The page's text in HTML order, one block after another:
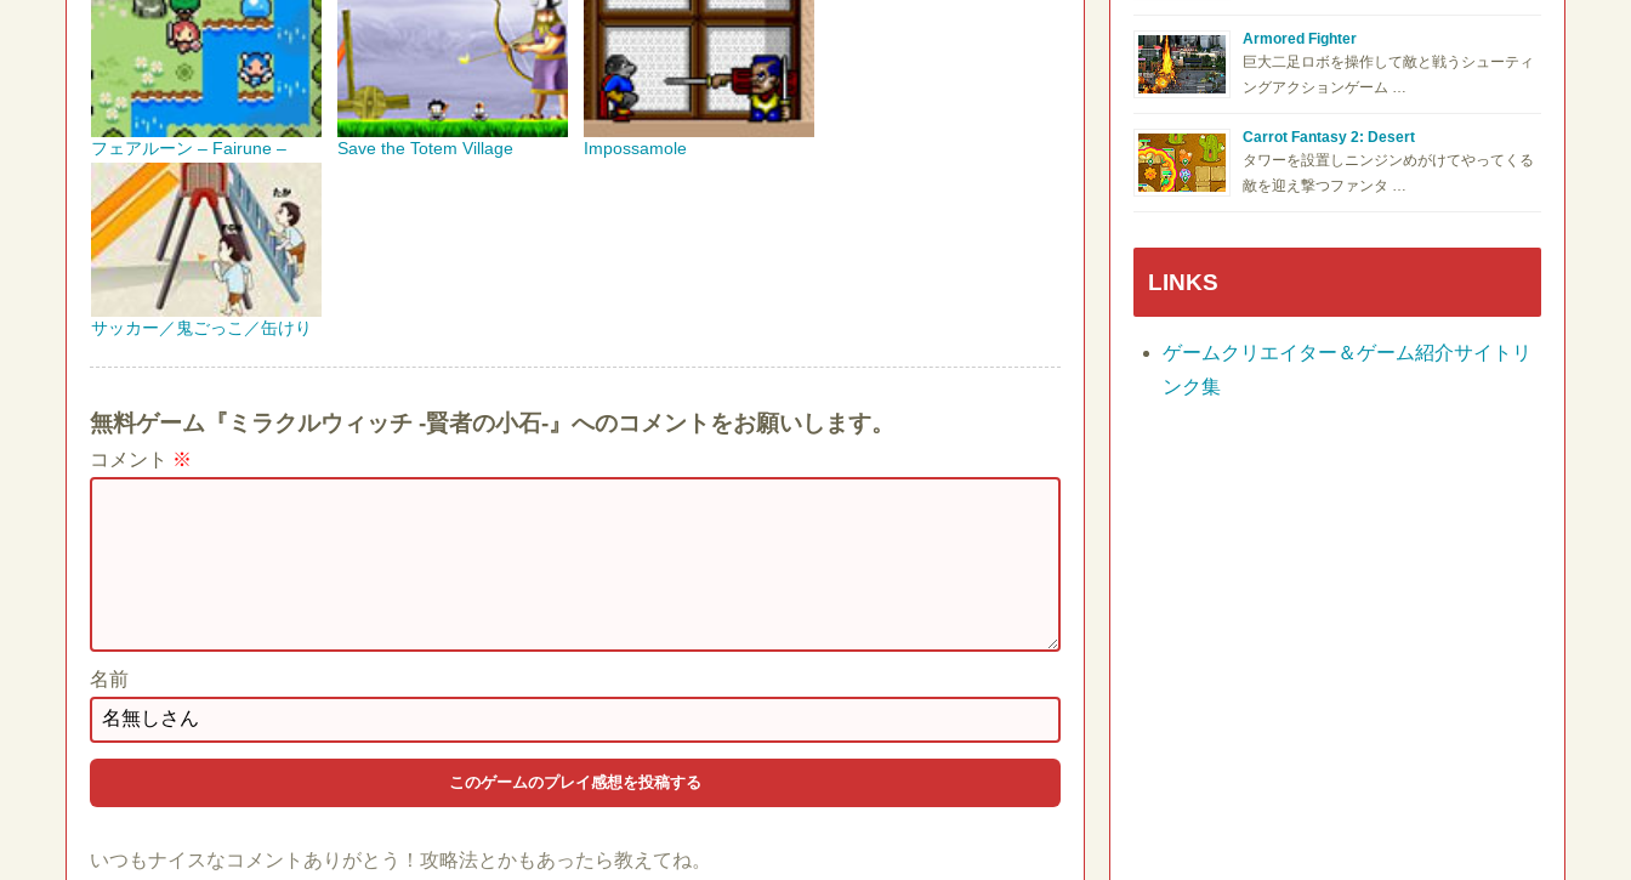
フェアルーン – Fairune – Save the Totem Village Impossamole
サッカー／鬼ごっこ／缶けり
無料ゲーム『ミラクルウィッチ -賢者の小石-』へのコメントをお願いします。
コメント ※
名前
いつもナイスなコメントありがとう！攻略法とかもあったら教えてね。
Armored Fighter
巨大二足ロボを操作して敵と戦うシューティ
ングアクションゲーム …
Carrot Fantasy 2: Desert
タワーを設置しニンジンめがけてやってくる
敵を迎え撃つファンタ …
LINKS
ゲームクリエイター＆ゲーム紹介サイトリ
ンク集